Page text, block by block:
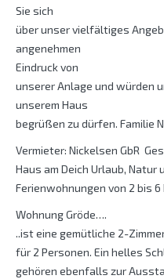
Sie sich
über unser vielfältiges
angenehmen
Eindruck von
unserer Anlage und würden
unserem Haus
begrüßen zu dürfen. Familie
Vermieter: Nickelsen GbR
Haus am Deich Urlaub, Natur
Ferienwohnungen von 2 bis
Wohnung Gröde….
..ist eine gemütliche 2-
für 2 Personen. Ein helles
gehören ebenfalls zur